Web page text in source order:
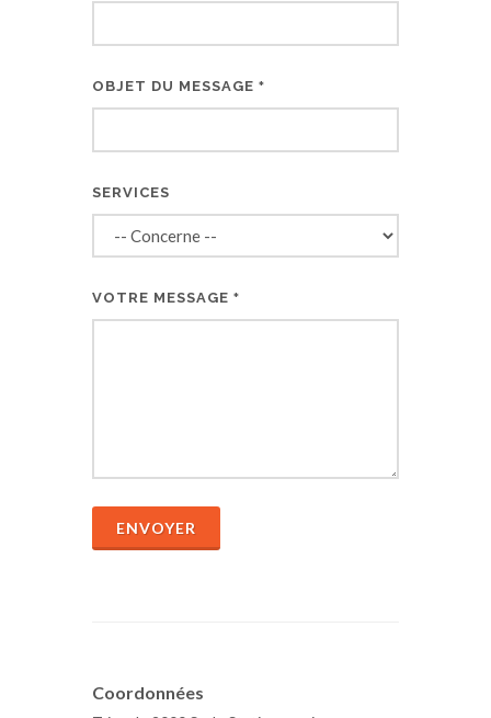
OBJET DU MESSAGE *
SERVICES
VOTRE MESSAGE *
ENVOYER
Coordonnées